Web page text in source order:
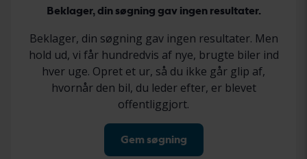
Beklager, din søgning gav ingen resultater.
Beklager, din søgning gav ingen resultater. Men
hold ud, vi får hundredvis af nye, brugte biler ind
hver uge. Opret et ur, så du ikke går glip af,
hvornår den bil, du leder efter, er blevet
offentliggjort.
Gem søgning